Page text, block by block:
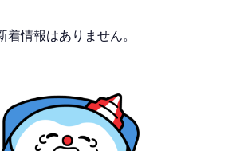
ASHIMU CAFE
着情報はありません。